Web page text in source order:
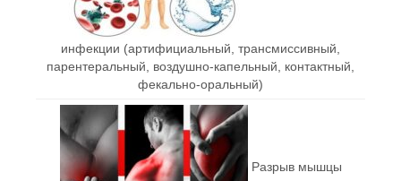
инфекции (артифициальный, трансмиссивный,
парентеральный, воздушно-капельный, контактный,
фекально-оральный)
Разрыв мышцы